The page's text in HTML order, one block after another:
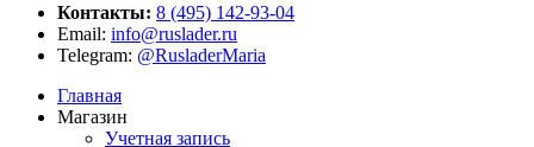
Контакты: 8 (495) 142-93-04
Email: info@ruslader.ru
Telegram: @RusladerMaria
Главная
Магазин
Учетная запись